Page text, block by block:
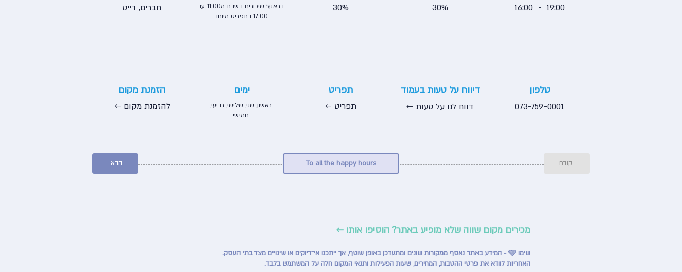
חברים, דייט
בראנץ׳ שיכורים בשבת מ11:00 עד
17:00 בתפריט מיוחד
30% 30% 16:00 19:00
-
הזמנת מקום
← להזמנת מקום
ימים
ראשון, שני, שלישי, רביעי,
חמישי
תפריט
← תפריט
דיווח על טעות בעמוד
דווח לנו על טעות ←
טלפון
073-759-0001
הבא To all the happy hours קודם
מכירים מקום שווה שלא מופיע באתר? הוסיפו אותו ←
שימו 🩵 - המידע באתר נאסף ממקורות שונים ומתעדכן באופן שוטף, אך ייתכנו אי־דיוקים או שינויים מצד בתי העסק.
האחריות לוודא את פרטי ההטבות, המחירים, שעות הפעילות ותנאי המקום חלה על המשתמש בלבד.